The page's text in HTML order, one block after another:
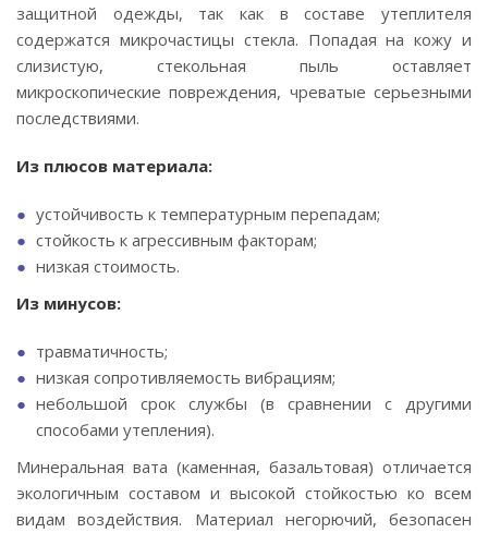
защитной одежды, так как в составе утеплителя
содержатся микрочастицы стекла. Попадая на кожу и
слизистую, стекольная пыль оставляет
микроскопические повреждения, чреватые серьезными
последствиями.
Из плюсов материала:
устойчивость к температурным перепадам;
стойкость к агрессивным факторам;
низкая стоимость.
Из минусов:
травматичность;
низкая сопротивляемость вибрациям;
небольшой срок службы (в сравнении с другими
способами утепления).
Минеральная вата (каменная, базальтовая) отличается
экологичным составом и высокой стойкостью ко всем
видам воздействия. Материал негорючий, безопасен